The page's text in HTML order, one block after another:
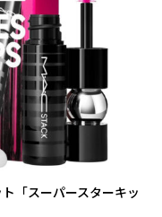
「スーパースターキッ